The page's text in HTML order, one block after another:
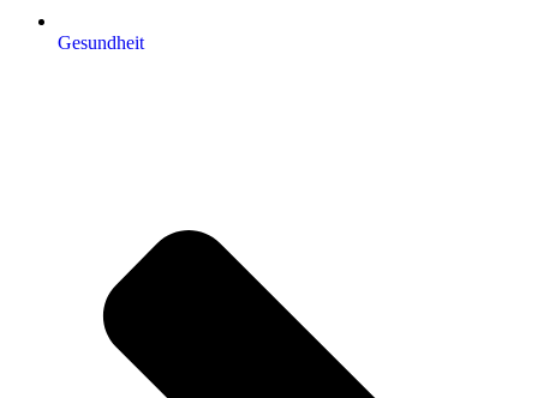
Gesundheit